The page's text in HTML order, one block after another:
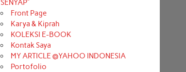
SENYAP”
Front Page
Karya & Kiprah
KOLEKSI E-BOOK
Kontak Saya
MY ARTICLE @YAHOO INDONESIA
Portofolio